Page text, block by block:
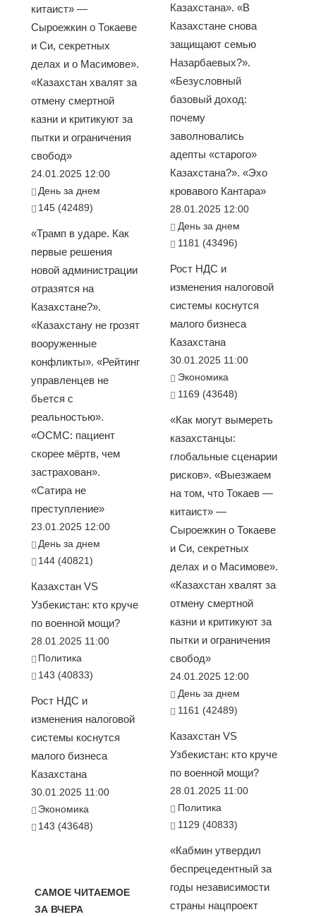
китаист» —
Сыроежкин о Токаеве
и Си, секретных
делах и о Масимове».
«Казахстан хвалят за
отмену смертной
казни и критикуют за
пытки и ограничения
свобод»
24.01.2025 12:00
День за днем
145 (42489)
«Трамп в ударе. Как
первые решения
новой администрации
отразятся на
Казахстане?».
«Казахстану не грозят
вооруженные
конфликты». «Рейтинг
управленцев не
бьется с
реальностью».
«ОСМС: пациент
скорее мёртв, чем
застрахован».
«Сатира не
преступление»
23.01.2025 12:00
День за днем
144 (40821)
Казахстан VS
Узбекистан: кто круче
по военной мощи?
28.01.2025 11:00
Политика
143 (40833)
Рост НДС и
изменения налоговой
системы коснутся
малого бизнеса
Казахстана
30.01.2025 11:00
Экономика
143 (43648)
САМОЕ ЧИТАЕМОЕ
ЗА ВЧЕРА
Казахстана». «В
Казахстане снова
защищают семью
Назарбаевых?».
«Безусловный
базовый доход:
почему
заволновались
адепты «старого»
Казахстана?». «Эхо
кровавого Кантара»
28.01.2025 12:00
День за днем
1181 (43496)
Рост НДС и
изменения налоговой
системы коснутся
малого бизнеса
Казахстана
30.01.2025 11:00
Экономика
1169 (43648)
«Как могут вымереть
казахстанцы:
глобальные сценарии
рисков». «Выезжаем
на том, что Токаев —
китаист» —
Сыроежкин о Токаеве
и Си, секретных
делах и о Масимове».
«Казахстан хвалят за
отмену смертной
казни и критикуют за
пытки и ограничения
свобод»
24.01.2025 12:00
День за днем
1161 (42489)
Казахстан VS
Узбекистан: кто круче
по военной мощи?
28.01.2025 11:00
Политика
1129 (40833)
«Кабмин утвердил
беспрецедентный за
годы независимости
страны нацпроект